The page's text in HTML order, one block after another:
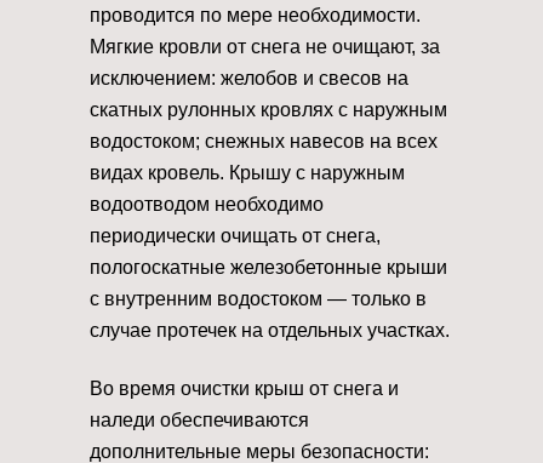
проводится по мере необходимости.
Мягкие кровли от снега не очищают, за
исключением: желобов и свесов на
скатных рулонных кровлях с наружным
водостоком; снежных навесов на всех
видах кровель. Крышу с наружным
водоотводом необходимо
периодически очищать от снега,
пологоскатные железобетонные крыши
с внутренним водостоком — только в
случае протечек на отдельных участках.
Во время очистки крыш от снега и
наледи обеспечиваются
дополнительные меры безопасности: